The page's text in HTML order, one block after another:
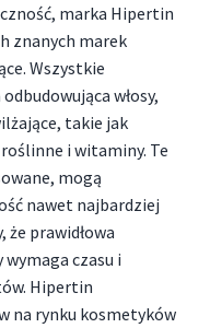
marka Hipertin
znanych marek
Wszystkie
włosy,
takie jak
i witaminy. Te
mogą
nawet najbardziej
prawidłowa
czasu i
Hipertin
na rynku kosmetyków